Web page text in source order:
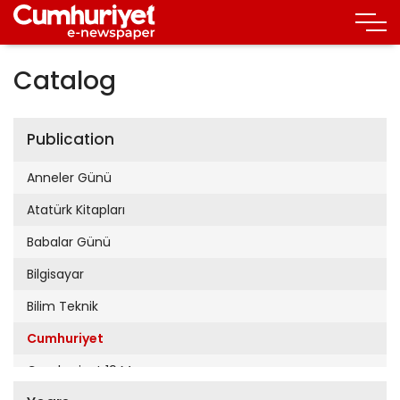
Catalog
Publication
Anneler Günü
Atatürk Kitapları
Babalar Günü
Bilgisayar
Bilim Teknik
Cumhuriyet
Cumhuriyet 19 Mayıs